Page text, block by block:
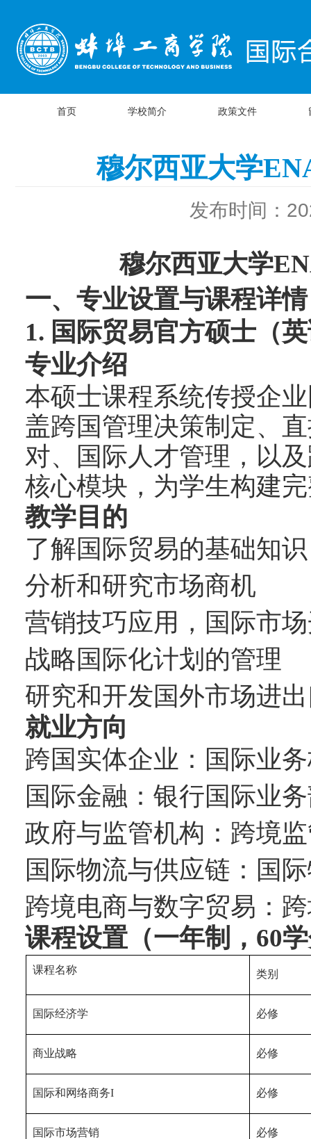
首页 学校简介 政策文件
穆尔西亚大学
发布时间：
穆尔西亚大学
一、专业设置与课程详情
1. 国际贸易官方硕士（
专业介绍
本硕士课程系统传授企
盖跨国管理决策制定、
对、国际人才管理，以
核心模块，为学生构建
教学目的
了解国际贸易的基础知识
分析和研究市场商机
营销技巧应用，国际市
战略国际化计划的管理
研究和开发国外市场进
就业方向
跨国实体企业：国际业
国际金融：银行国际业
政府与监管机构：跨境
国际物流与供应链：国
跨境电商与数字贸易：
课程设置（一年制， 60
课程名称 类别
国际经济学 必修
商业战略 必修
国际和网络商务I 必修
国际市场营销 必修